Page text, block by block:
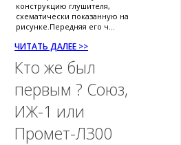
конструкцию глушителя,
схематически показанную на
рисунке.Передняя его ч...
ЧИТАТЬ ДАЛЕЕ >>
Кто же был
первым ? Союз,
ИЖ-1 или
Промет-Л300